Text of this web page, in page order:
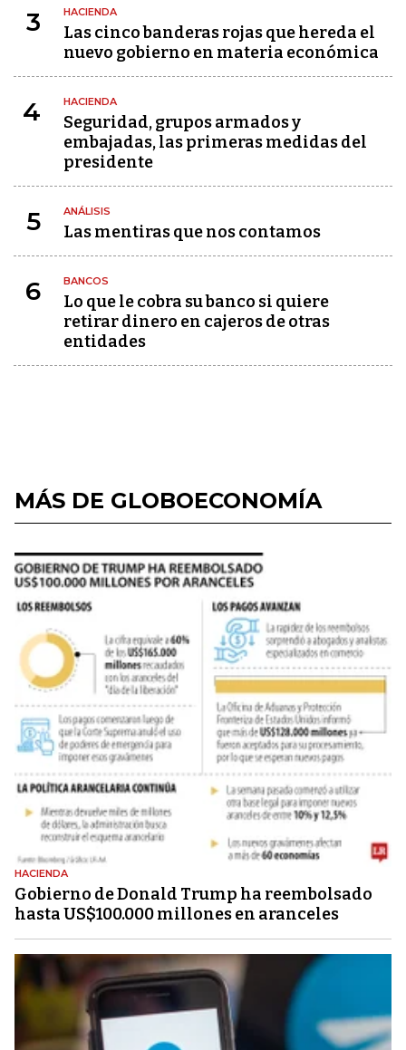
3 HACIENDA
Las cinco banderas rojas que hereda el
nuevo gobierno en materia económica
4 HACIENDA
Seguridad, grupos armados y
embajadas, las primeras medidas del
presidente
5 ANÁLISIS
Las mentiras que nos contamos
6 BANCOS
Lo que le cobra su banco si quiere
retirar dinero en cajeros de otras
entidades
MÁS DE GLOBOECONOMÍA
HACIENDA
Gobierno de Donald Trump ha reembolsado
hasta US$100.000 millones en aranceles